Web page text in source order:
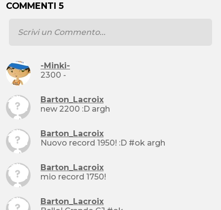
COMMENTI 5
-Minki-
2300 -
Barton_Lacroix
new 2200 :D argh
Barton_Lacroix
Nuovo record 1950! :D #ok argh
Barton_Lacroix
mio record 1750!
Barton_Lacroix